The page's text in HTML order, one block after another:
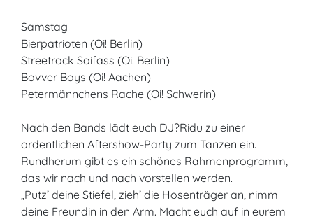
Samstag
Bierpatrioten (Oi! Berlin)
Streetrock Soifass (Oi! Berlin)
Bovver Boys (Oi! Aachen)
Petermännchens Rache (Oi! Schwerin)
Nach den Bands lädt euch DJ?Ridu zu einer
ordentlichen Aftershow-Party zum Tanzen ein.
Rundherum gibt es ein schönes Rahmenprogramm,
das wir nach und nach vorstellen werden.
„Putz’ deine Stiefel, zieh’ die Hosenträger an, nimm
deine Freundin in den Arm. Macht euch auf in eurem